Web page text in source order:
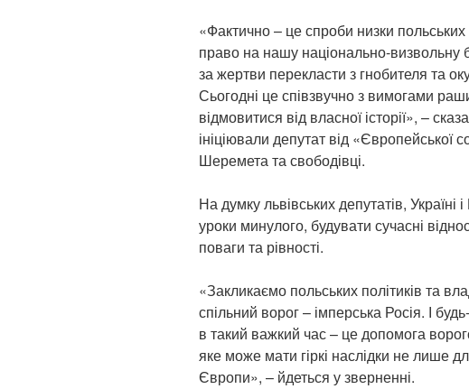
«Фактично – це спроби низки польських
право на нашу національно-визвольну
за жертви перекласти з гнобителя та
Сьогодні це співзвучно з вимогами
відмовитися від власної історії», –
ініціювали депутат від «Європейської
Шеремета та свободівці.
На думку львівських депутатів, Україні
уроки минулого, будувати сучасні
поваги та рівності.
«Закликаємо польських політиків та
спільний ворог – імперська Росія. І
в такий важкий час – це допомога
яке може мати гіркі наслідки не лише
Європи», – йдеться у зверненні.